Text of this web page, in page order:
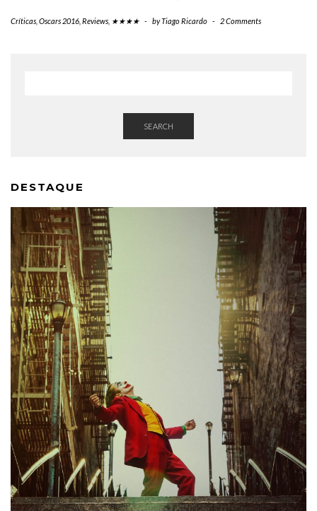
Críticas Oscars 2016 Reviews ★★★★ - byTiago Ricardo - 2 Comments
SEARCH
DESTAQUE